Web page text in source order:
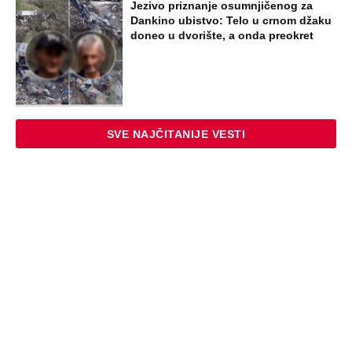
Jezivo priznanje osumnjičenog za
Dankino ubistvo: Telo u crnom džaku
doneo u dvorište, a onda preokret
SVE NAJČITANIJE VESTI